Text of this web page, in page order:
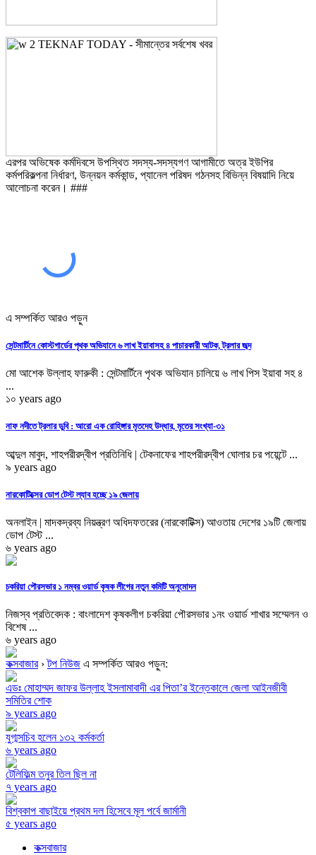
এরপর অভিষেক কর্মদিবসে উপস্থিত সদস্য-সদস্যগণ আগামীতে অত্র ইউপির
কর্মপরিকল্পনা নির্ধারণ, উন্নয়ন কর্মকান্ড, প্যানেল পরিষদ গঠনসহ বিভিন্ন বিষয়াদি নিয়ে
আলোচনা করেন। ###
এ সম্পর্কিত আরও পড়ুন
সেন্টমার্টিনে কোস্টগার্ডের পৃথক অভিযানে ৬ লাখ ইয়াবাসহ ৪ পাচারকারী আটক, ট্রলার জব্দ
মো আশেক উল্লাহ ফারুকী : সেন্টমার্টিনে পৃথক অভিযান চালিয়ে ৬ লাখ পিস ইয়াবা সহ ৪
...
১০ years ago
নাফ নদীতে ট্রলার ডুবি : আরো এক রোহিঙ্গার মৃতদেহ উদ্ধার, মৃতের সংখ্যা-৩১
আব্দুল মাবুদ, শাহপরীরদ্বীপ প্রতিনিধি | টেকনাফের শাহপরীরদ্বীপ ঘোলার চর পয়েন্টে ...
৯ years ago
নারকোটিক্সের ডোপ টেস্ট ল্যাব হচ্ছে ১৯ জেলায়
অনলাইন | মাদকদ্রব্য নিয়ন্ত্রণ অধিদফতরের (নারকোটিক্স) আওতায় দেশের ১৯টি জেলায়
ডোপ টেস্ট ...
৬ years ago
চকরিয়া পৌরসভার ১ নম্বর ওয়ার্ড কৃষক লীগের নতুন কমিটি অনুমোদন
নিজস্ব প্রতিবেদক : বাংলাদেশ কৃষকলীগ চকরিয়া পৌরসভার ১নং ওয়ার্ড শাখার সম্মেলন ও
বিশেষ ...
৬ years ago
কক্সবাজার›টপ নিউজ এ সম্পর্কিত আরও পড়ুন:
এডঃ মোহাম্মদ জাফর উল্লাহ ইসলামাবাদী এর পিতা’র ইন্তেকালে জেলা আইনজীবী
সমিতির শোক
৯ years ago
যুগ্মসচিব হলেন ১৩২ কর্মকর্তা
৬ years ago
টেলিফিল্ম তনুর তিল ছিল না
৭ years ago
বিশ্বকাপ বাছাইয়ে প্রথম দল হিসেবে মূল পর্বে জার্মানী
৫ years ago
কক্সবাজার